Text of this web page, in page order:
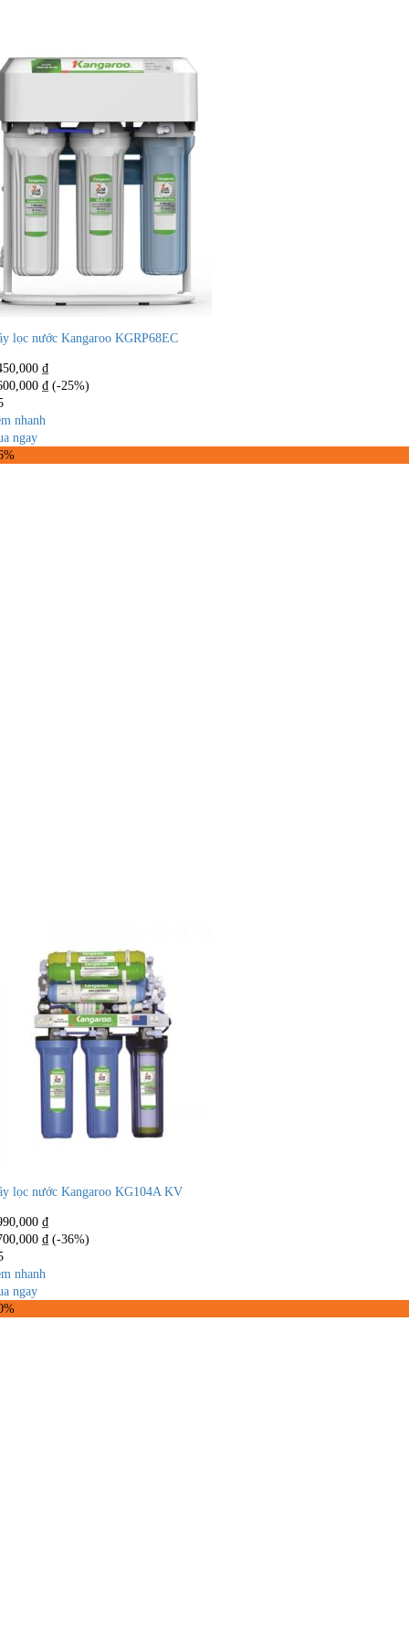
lọc nước Kangaroo KGRP68EC
₫
₫ (-25%)
nhanh
ngay
lọc nước Kangaroo KG104A KV
₫
₫ (-36%)
nhanh
ngay